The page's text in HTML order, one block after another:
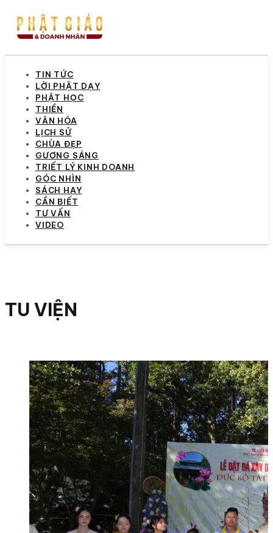
TIN TỨC
LỜI PHẬT DẠY
PHẬT HỌC
THIỀN
VĂN HÓA
LỊCH SỬ
CHÙA ĐẸP
GƯƠNG SÁNG
TRIẾT LÝ KINH DOANH
GÓC NHÌN
SÁCH HAY
CẦN BIẾT
TƯ VẤN
VIDEO
TU VIỆN